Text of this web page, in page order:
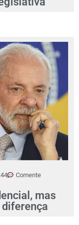
Comente
mas